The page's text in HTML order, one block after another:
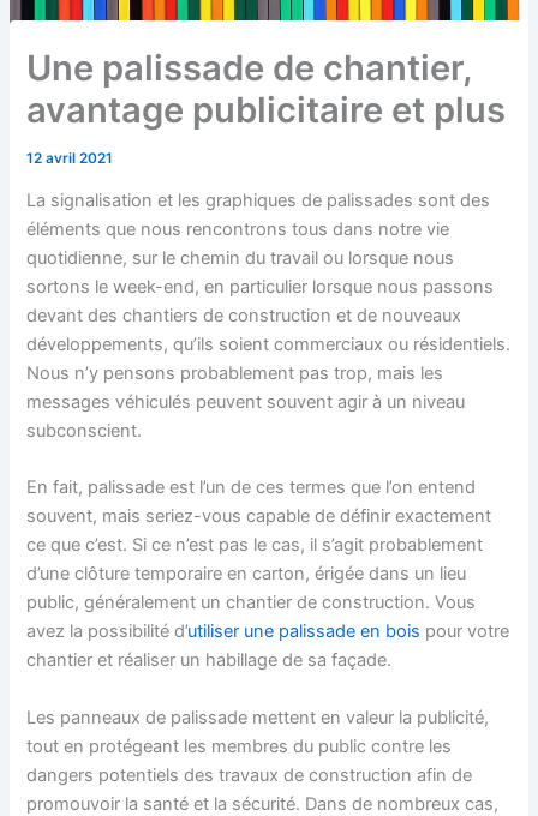
Une palissade de chantier,
avantage publicitaire et plus
12 avril 2021
La signalisation et les graphiques de palissades sont des
éléments que nous rencontrons tous dans notre vie
quotidienne, sur le chemin du travail ou lorsque nous
sortons le week-end, en particulier lorsque nous passons
devant des chantiers de construction et de nouveaux
développements, qu’ils soient commerciaux ou résidentiels.
Nous n’y pensons probablement pas trop, mais les
messages véhiculés peuvent souvent agir à un niveau
subconscient.
En fait, palissade est l’un de ces termes que l’on entend
souvent, mais seriez-vous capable de définir exactement
ce que c’est. Si ce n’est pas le cas, il s’agit probablement
d’une clôture temporaire en carton, érigée dans un lieu
public, généralement un chantier de construction. Vous
avez la possibilité d’utiliser une palissade en bois pour votre
chantier et réaliser un habillage de sa façade.
Les panneaux de palissade mettent en valeur la publicité,
tout en protégeant les membres du public contre les
dangers potentiels des travaux de construction afin de
promouvoir la santé et la sécurité. Dans de nombreux cas,